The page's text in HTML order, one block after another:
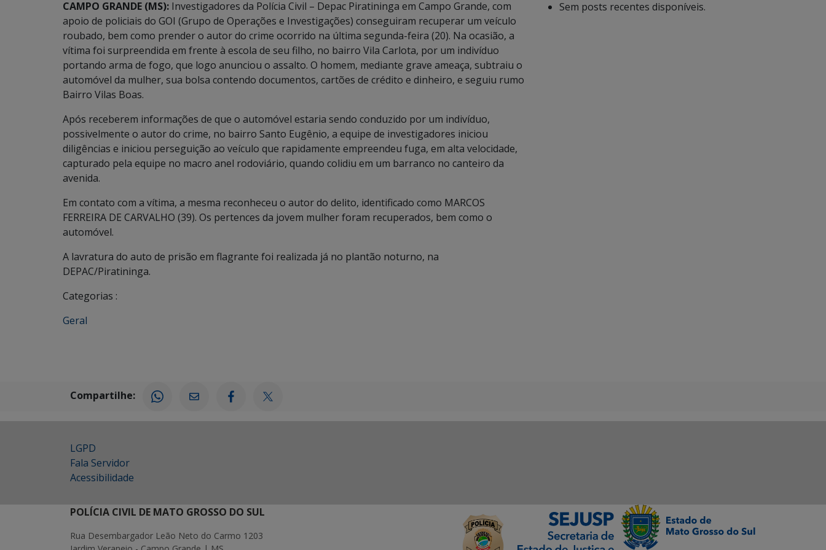
CAMPO GRANDE (MS): Investigadores da Polícia Civil – Depac Piratininga em Campo Grande, com
apoio de policiais do GOI (Grupo de Operações e Investigações) conseguiram recuperar um veículo
roubado, bem como prender o autor do crime ocorrido na última segunda-feira (20). Na ocasião, a
vítima foi surpreendida em frente à escola de seu filho, no bairro Vila Carlota, por um indivíduo
portando arma de fogo, que logo anunciou o assalto. O homem, mediante grave ameaça, subtraiu o
automóvel da mulher, sua bolsa contendo documentos, cartões de crédito e dinheiro, e seguiu rumo
Bairro Vilas Boas.
Após receberem informações de que o automóvel estaria sendo conduzido por um indivíduo,
possivelmente o autor do crime, no bairro Santo Eugênio, a equipe de investigadores iniciou
diligências e iniciou perseguição ao veículo que rapidamente empreendeu fuga, em alta velocidade,
capturado pela equipe no macro anel rodoviário, quando colidiu em um barranco no canteiro da
avenida.
Em contato com a vítima, a mesma reconheceu o autor do delito, identificado como MARCOS
FERREIRA DE CARVALHO (39). Os pertences da jovem mulher foram recuperados, bem como o
automóvel.
A lavratura do auto de prisão em flagrante foi realizada já no plantão noturno, na
DEPAC/Piratininga.
Categorias :
Geral
Sem posts recentes disponíveis.
Compartilhe:
LGPD
Fala Servidor
Acessibilidade
POLÍCIA CIVIL DE MATO GROSSO DO SUL
Rua Desembargador Leão Neto do Carmo 1203